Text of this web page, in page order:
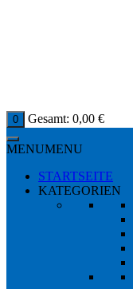
0 Gesamt: 0,00 €
MENUMENU
STARTSEITE
KATEGORIEN